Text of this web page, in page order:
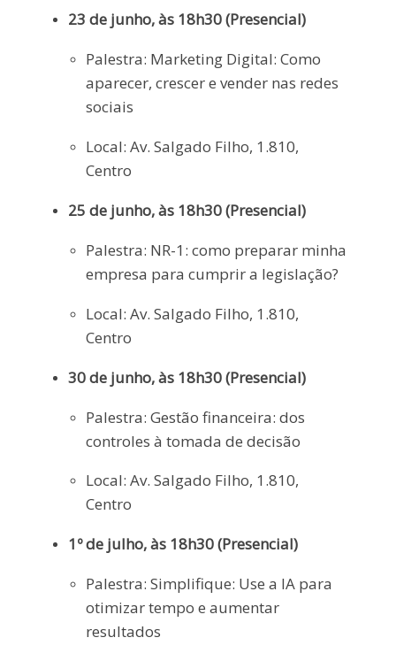
23 de junho, às 18h30 (Presencial)
Palestra: Marketing Digital: Como
aparecer, crescer e vender nas redes
sociais
Local: Av. Salgado Filho, 1.810,
Centro
25 de junho, às 18h30 (Presencial)
Palestra: NR-1: como preparar minha
empresa para cumprir a legislação?
Local: Av. Salgado Filho, 1.810,
Centro
30 de junho, às 18h30 (Presencial)
Palestra: Gestão financeira: dos
controles à tomada de decisão
Local: Av. Salgado Filho, 1.810,
Centro
1º de julho, às 18h30 (Presencial)
Palestra: Simplifique: Use a IA para
otimizar tempo e aumentar
resultados